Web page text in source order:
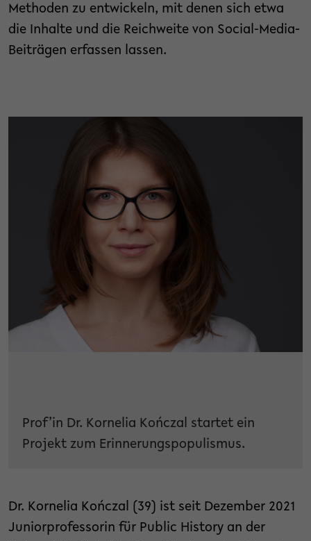
Methoden zu entwickeln, mit denen sich etwa
die Inhalte und die Reichweite von Social-Media-
Beiträgen erfassen lassen.
Prof’in Dr. Kornelia Kończal startet ein
Projekt zum Erinnerungspopulismus.
Dr. Kornelia Kończal (39) ist seit Dezember 2021
Juniorprofessorin für Public History an der